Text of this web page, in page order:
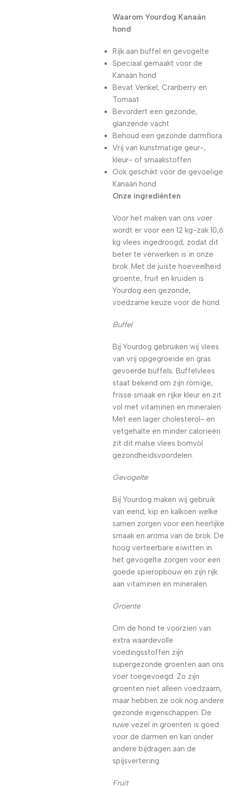
Waarom Yourdog Kanaän
hond
Rijk aan buffel en gevogelte
Speciaal gemaakt voor de
Kanaän hond
Bevat Venkel, Cranberry en
Tomaat
Bevordert een gezonde,
glanzende vacht
Behoud een gezonde darmflora
Vrij van kunstmatige geur-,
kleur- of smaakstoffen
Ook geschikt voor de gevoelige
Kanaän hond
Onze ingrediënten
Voor het maken van ons voer
wordt er voor een 12 kg-zak 10,6
kg vlees ingedroogd, zodat dit
beter te verwerken is in onze
brok. Met de juiste hoeveelheid
groente, fruit en kruiden is
Yourdog een gezonde,
voedzame keuze voor de hond.
Buffel
Bij Yourdog gebruiken wij vlees
van vrij opgegroeide en gras
gevoerde buffels. Buffelvlees
staat bekend om zijn romige,
frisse smaak en rijke kleur en zit
vol met vitaminen en mineralen.
Met een lager cholesterol- en
vetgehalte en minder calorieën
zit dit malse vlees bomvol
gezondheidsvoordelen.
Gevogelte
Bij Yourdog maken wij gebruik
van eend, kip en kalkoen welke
samen zorgen voor een heerlijke
smaak en aroma van de brok. De
hoog verteerbare eiwitten in
het gevogelte zorgen voor een
goede spieropbouw en zijn rijk
aan vitaminen en mineralen.
Groente
Om de hond te voorzien van
extra waardevolle
voedingsstoffen zijn
supergezonde groenten aan ons
voer toegevoegd. Zo zijn
groenten niet alleen voedzaam,
maar hebben ze ook nog andere
gezonde eigenschappen. De
ruwe vezel in groenten is goed
voor de darmen en kan onder
andere bijdragen aan de
spijsvertering.
Fruit